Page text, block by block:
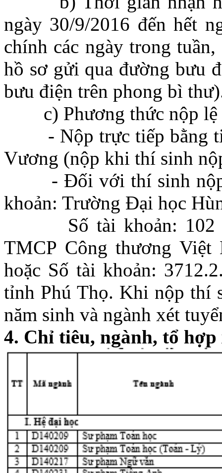
ngày 30/9/2016 đến hết
chính các ngày trong
hồ sơ gửi qua đường bưu
bưu điện trên phong bì
c) Phương thức nộp lệ
- Nộp trực tiếp bằng
Vương (nộp khi thí sinh
- Đối với thí sinh nộp
khoản: Trường Đại học
Số tài khoản: 102 01
TMCP Công thương
hoặc Số tài khoản:
tỉnh Phú Thọ. Khi nộp thí
năm sinh và ngành xét
4. Chỉ tiêu, ngành, tổ hợp